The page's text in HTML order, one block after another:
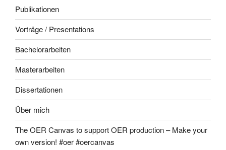
Publikationen
Vorträge / Presentations
Bachelorarbeiten
Masterarbeiten
Dissertationen
Über mich
The OER Canvas to support OER production – Make your
own version! #oer #oercanvas